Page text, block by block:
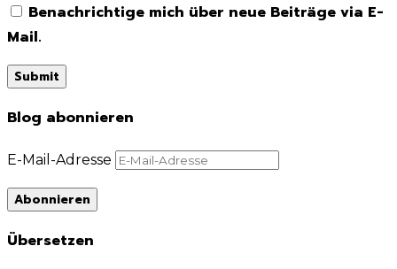
Benachrichtige mich über neue Beiträge via E-
Mail.
Blog abonnieren
E-Mail-Adresse
Abonnieren
Übersetzen